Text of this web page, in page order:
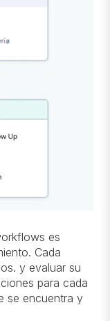
es
Cada
y evaluar su
para cada
se encuentra y